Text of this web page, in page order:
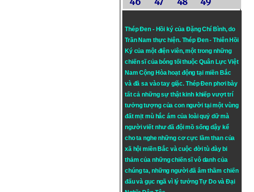
Thép Đen - Hồi ký của Đặng Chí Bình, do
Trần Nam thực hiện. Thép Đen- Thiên Hồi
Ký của một điện viên, một trong những
chiến sĩ của bóng tối thuộc Quân Lực Việt
Nam Cộng Hòa hoạt động tại miền Bắc
và đã sa vào tay giặc. Thép Đen phơi bày
tất cả những sự thật kinh khiếp vượt trí
tưởng tượng của con người tại một vùng
đất mịt mù hắc ám của loài quỷ dữ mà
người viết như đã đội mồ sống dậy kể
cho ta nghe những cơ cực lầm than của
xã hội miền Bắc và cuộc đời tù đày bi
thảm của những chiến sĩ vô danh của
chúng ta, những người đã âm thầm chiến
đấu và gục ngã vì lý tưởngTự DovàĐại